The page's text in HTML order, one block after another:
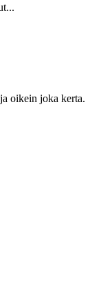
oikein joka kerta.